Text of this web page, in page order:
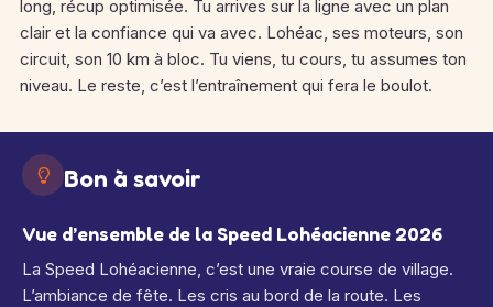
long, récup optimisée. Tu arrives sur la ligne avec un plan
clair et la confiance qui va avec. Lohéac, ses moteurs, son
circuit, son 10 km à bloc. Tu viens, tu cours, tu assumes ton
niveau. Le reste, c’est l’entraînement qui fera le boulot.
Bon à savoir
Vue d’ensemble de la Speed Lohéacienne 2026
La Speed Lohéacienne, c’est une vraie course de village.
L’ambiance de fête. Les cris au bord de la route. Les